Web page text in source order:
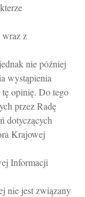
z
nie później
wystąpienia
opinię. Do tego
przez Radę
dotyczących
Krajowej
Informacji
nie jest związany